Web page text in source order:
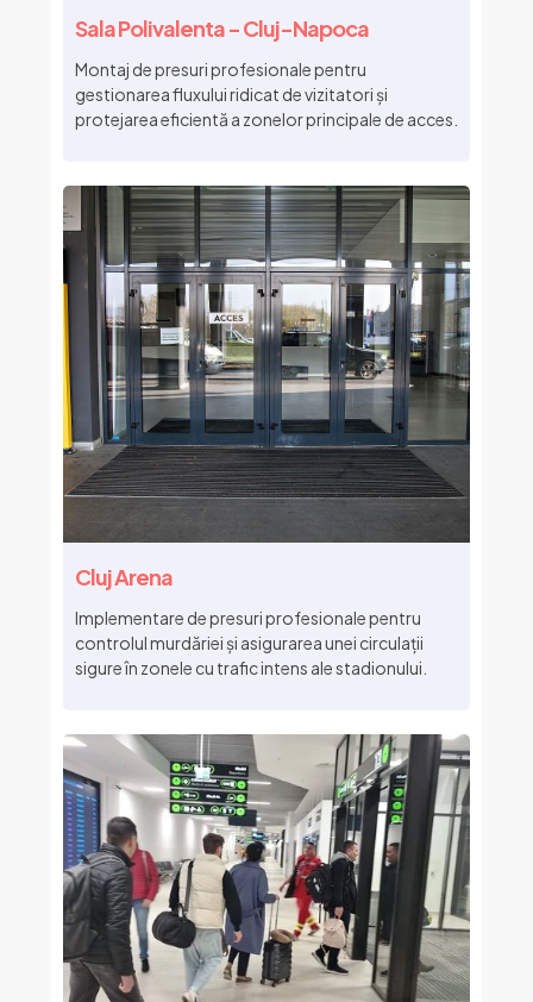
Sala Polivalenta - Cluj-Napoca
Montaj de presuri profesionale pentru
gestionarea fluxului ridicat de vizitatori și
protejarea eficientă a zonelor principale de acces.
Cluj Arena
Implementare de presuri profesionale pentru
controlul murdăriei și asigurarea unei circulații
sigure în zonele cu trafic intens ale stadionului.